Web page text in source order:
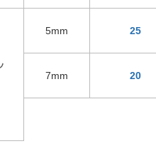
5mm 25
7mm 20